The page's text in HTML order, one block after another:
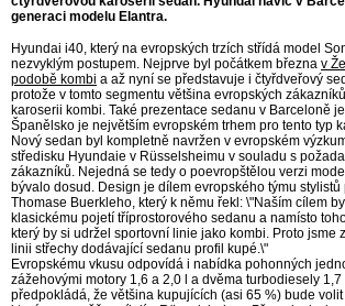
generaci modelu Elantra.
Hyundai i40, který na evropských trzích střídá model
nezvyklým postupem. Nejprve byl počátkem března v
podobě kombi a až nyní se představuje i čtyřdveřový
protože v tomto segmentu většina evropských
karoserii kombi. Také prezentace sedanu v Barceloně
Španělsko je největším evropském trhem pro tento typ
Nový sedan byl kompletně navržen v evropském
středisku Hyundaie v Rüsselsheimu v souladu s
zákazníků. Nejedná se tedy o poevropštělou verzi
bývalo dosud. Design je dílem evropského týmu
Thomase Buerkleho, který k němu řekl: \"Naším cílem
klasickému pojetí tříprostorového sedanu a namísto
který by si udržel sportovní linie jako kombi. Proto jsme
linii střechy dodávající sedanu profil kupé.\"
Evropskému vkusu odpovídá i nabídka pohonných
zážehovými motory 1,6 a 2,0 l a dvěma turbodiesely 1,7
předpokládá, že většina kupujících (asi 65 %) bude